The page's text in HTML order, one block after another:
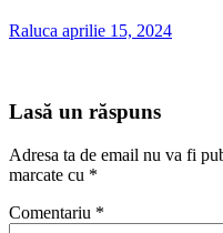
Raluca aprilie 15, 2024
Lasă un răspuns
Adresa ta de email nu va fi
marcate cu *
Comentariu *